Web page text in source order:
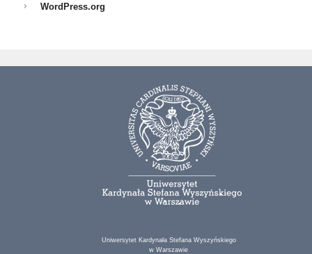
WordPress.org
Uniwersytet Kardynała Stefana Wyszyńskiego
w Warszawie